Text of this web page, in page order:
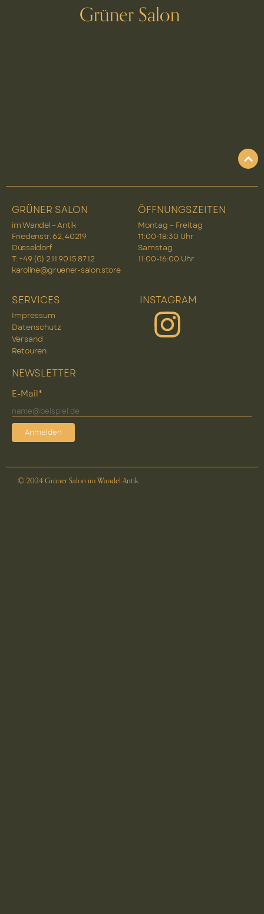
Grüner Salon
GRÜNER SALON
im Wandel – Antik
Friedenstr. 62, 40219
Düsseldorf
T: +49 (0) 2 11 90 15 87 12
karoline@gruener-salon.store
ÖFFNUNGSZEITEN
Montag – Freitag
11:00-18:30 Uhr
Samstag
11:00-16:00 Uhr
SERVICES
Impressum
Datenschutz
Versand
Retouren
INSTAGRAM
NEWSLETTER
E-Mail*
Anmelden
© 2024 Grüner Salon im Wandel Antik